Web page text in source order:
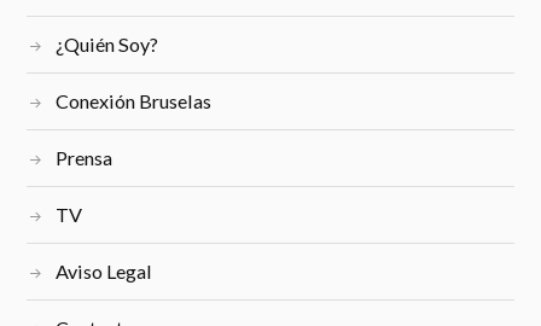
¿Quién Soy?
Conexión Bruselas
Prensa
TV
Aviso Legal